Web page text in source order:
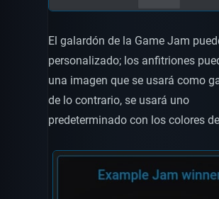
El galardón de la Game Jam
personalizado; los anfitriones
una imagen que se usará como
de lo contrario, se usará uno
predeterminado con los colores